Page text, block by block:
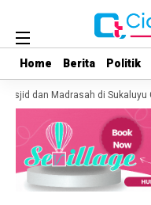
Home Berita Politik
Home Berita Politik
dan Madrasah di Sukaluyu